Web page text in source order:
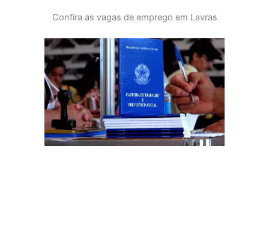
Confira as vagas de emprego em Lavras